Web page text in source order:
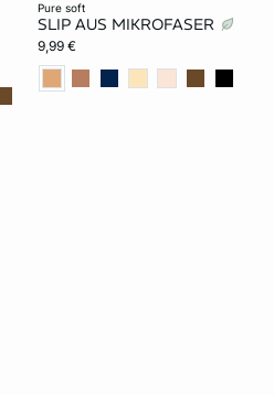
pure soft
SLIP AUS MIKROFASER
9,99 €